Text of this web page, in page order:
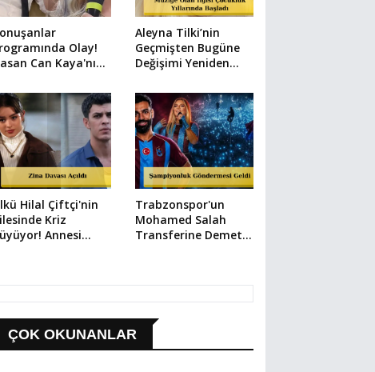
Olay!
Can Kaya'nın
Etti
Aleyna Tilki’nin
Geçmişten Bugüne
Değişimi Yeniden
Hilal Çiftçi'nin
Kriz
Annesi
Trabzonspor'un
Mohamed Salah
Transferine Demet
ÇOK OKUNANLAR